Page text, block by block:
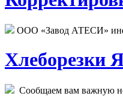
ООО «Завод АТЕСИ»
Хлеборезки
Сообщаем вам важную